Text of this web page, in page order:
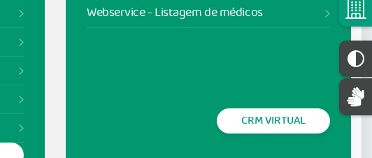
Webservice - Listagem de médicos
CRM VIRTUAL